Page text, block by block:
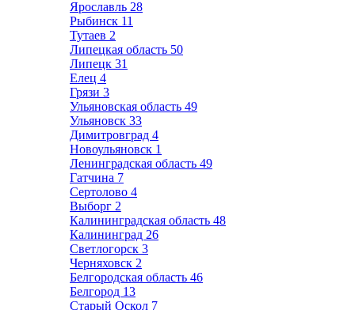
Ярославль 28
Рыбинск 11
Тутаев 2
Липецкая область 50
Липецк 31
Елец 4
Грязи 3
Ульяновская область 49
Ульяновск 33
Димитровград 4
Новоульяновск 1
Ленинградская область 49
Гатчина 7
Сертолово 4
Выборг 2
Калининградская область 48
Калининград 26
Светлогорск 3
Черняховск 2
Белгородская область 46
Белгород 13
Старый Оскол 7